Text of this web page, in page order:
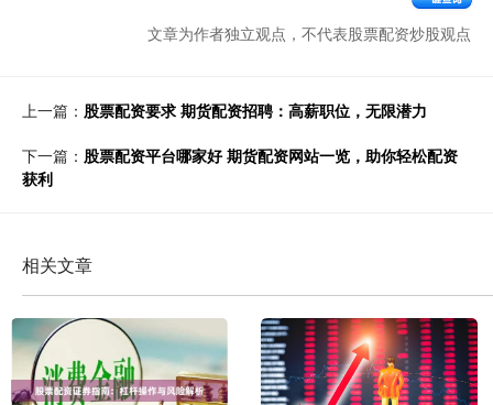
文章为作者独立观点，不代表股票配资炒股观点
上一篇： 股票配资要求 期货配资招聘：高薪职位，无限潜力
下一篇： 股票配资平台哪家好 期货配资网站一览，助你轻松配资
获利
相关文章